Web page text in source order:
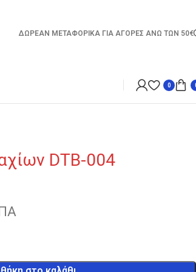
ΔΩΡΕΑΝ ΜΕΤΑΦΟΡΙΚΑ ΓΙΑ ΑΓΟΡΕΣ ΑΝΩ ΤΩΝ 50€
0
DTB-004